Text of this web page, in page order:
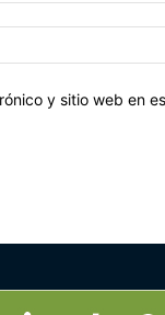
y sitio web en